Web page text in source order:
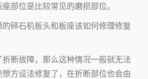
部位是比较常见的磨损部位。
碎石机板头和板座该如何修理修复
断故障，那么这种情况一般就无法
方设法修复了，在折断部位也会由